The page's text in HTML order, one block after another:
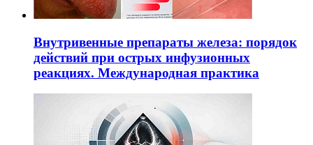
Внутривенные препараты железа: порядок
действий при острых инфузионных
реакциях. Международная практика